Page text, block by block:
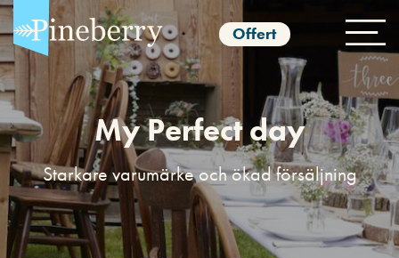
Offert
My Perfect day
Starkare varumärke och ökad försäljning